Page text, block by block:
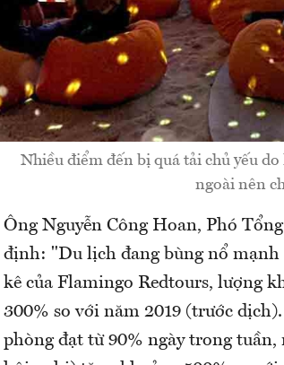
Nhiều điểm đến bị quá tải chủ yếu
ngoài nên
Ông Nguyễn Công Hoan, Phó
định: "Du lịch đang bùng nổ
kê của Flamingo Redtours, lượng
300% so với năm 2019 (trước
phòng đạt từ 90% ngày trong